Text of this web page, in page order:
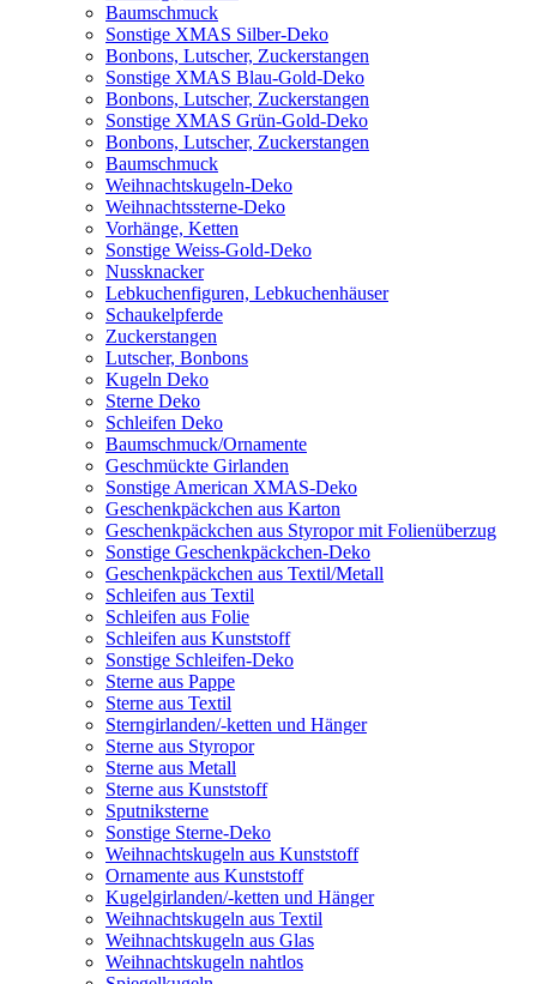
Baumschmuck
Sonstige XMAS Silber-Deko
Bonbons, Lutscher, Zuckerstangen
Sonstige XMAS Blau-Gold-Deko
Bonbons, Lutscher, Zuckerstangen
Sonstige XMAS Grün-Gold-Deko
Bonbons, Lutscher, Zuckerstangen
Baumschmuck
Weihnachtskugeln-Deko
Weihnachtssterne-Deko
Vorhänge, Ketten
Sonstige Weiss-Gold-Deko
Nussknacker
Lebkuchenfiguren, Lebkuchenhäuser
Schaukelpferde
Zuckerstangen
Lutscher, Bonbons
Kugeln Deko
Sterne Deko
Schleifen Deko
Baumschmuck/Ornamente
Geschmückte Girlanden
Sonstige American XMAS-Deko
Geschenkpäckchen aus Karton
Geschenkpäckchen aus Styropor mit Folienüberzug
Sonstige Geschenkpäckchen-Deko
Geschenkpäckchen aus Textil/Metall
Schleifen aus Textil
Schleifen aus Folie
Schleifen aus Kunststoff
Sonstige Schleifen-Deko
Sterne aus Pappe
Sterne aus Textil
Sterngirlanden/-ketten und Hänger
Sterne aus Styropor
Sterne aus Metall
Sterne aus Kunststoff
Sputniksterne
Sonstige Sterne-Deko
Weihnachtskugeln aus Kunststoff
Ornamente aus Kunststoff
Kugelgirlanden/-ketten und Hänger
Weihnachtskugeln aus Textil
Weihnachtskugeln aus Glas
Weihnachtskugeln nahtlos